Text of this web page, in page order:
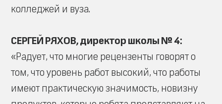
колледжей и вуза.
СЕРГЕЙ РЯХОВ, директор школы № 4:
«Радует, что многие рецензенты говорят о
том, что уровень работ высокий, что работы
имеют практическую значимость, новизну